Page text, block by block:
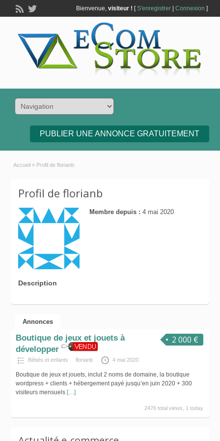
Bienvenue, visiteur ! [S'enregistrer| Connexion ]
PUBLIER UNE ANNONCE GRATUITEMENT
Accueil » Profil de florianb
Profil de florianb
Membre depuis : 4 mai 2020
Description
Annonces
2 000 €
Boutique de jeux et jouets à
développer
Bébés et enfants florianb 4 mai 2020
Boutique de jeux et jouets, inclut 2 noms de domaine, la boutique
wordpress + clients + hébergement payé jusqu’en juin 2020 + 300
visiteurs mensuels […]
2476 total views, 1 today